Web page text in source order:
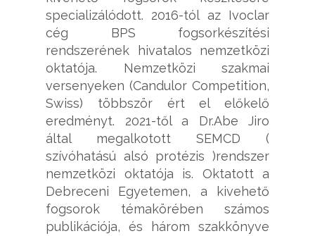
specializálódott. 2016-tól az Ivoclar
cég BPS fogsorkészítési
rendszerének hivatalos nemzetközi
oktatója. Nemzetközi szakmai
versenyeken (Candulor Competition,
Swiss) többször ért el előkelő
eredményt. 2021-től a Dr.Abe Jiro
által megalkotott SEMCD (
szívóhatású alsó protézis )rendszer
nemzetközi oktatója is. Oktatott a
Debreceni Egyetemen, a kivehető
fogsorok témakörében számos
publikációja, és három szakkönyve